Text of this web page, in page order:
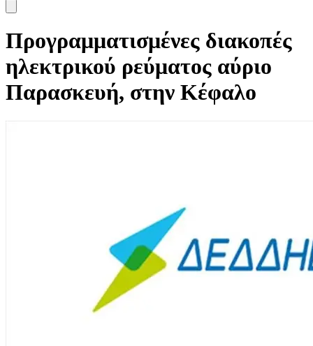
Προγραμματισμένες διακοπές
ηλεκτρικού ρεύματος αύριο
Παρασκευή, στην Κέφαλο